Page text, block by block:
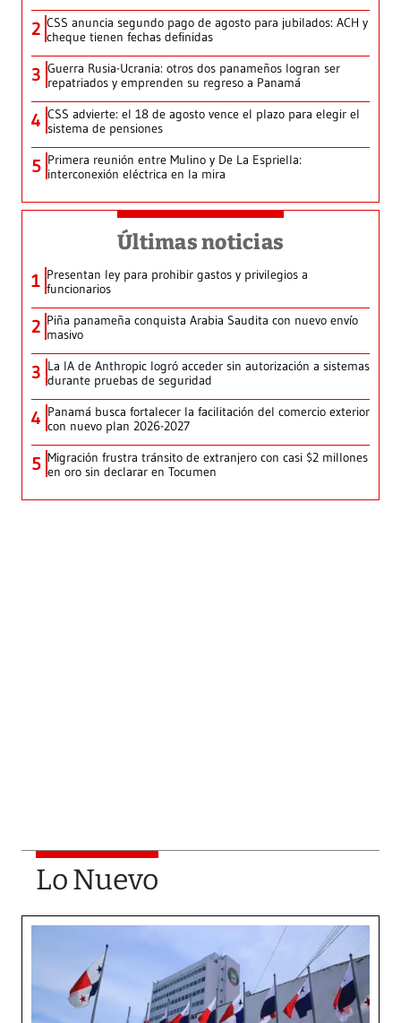
2 CSS anuncia segundo pago de agosto para jubilados: ACH y
cheque tienen fechas definidas
3 Guerra Rusia-Ucrania: otros dos panameños logran ser
repatriados y emprenden su regreso a Panamá
4 CSS advierte: el 18 de agosto vence el plazo para elegir el
sistema de pensiones
5 Primera reunión entre Mulino y De La Espriella:
interconexión eléctrica en la mira
Últimas noticias
1 Presentan ley para prohibir gastos y privilegios a
funcionarios
2 Piña panameña conquista Arabia Saudita con nuevo envío
masivo
3 La IA de Anthropic logró acceder sin autorización a sistemas
durante pruebas de seguridad
4 Panamá busca fortalecer la facilitación del comercio exterior
con nuevo plan 2026-2027
5 Migración frustra tránsito de extranjero con casi $2 millones
en oro sin declarar en Tocumen
Lo Nuevo